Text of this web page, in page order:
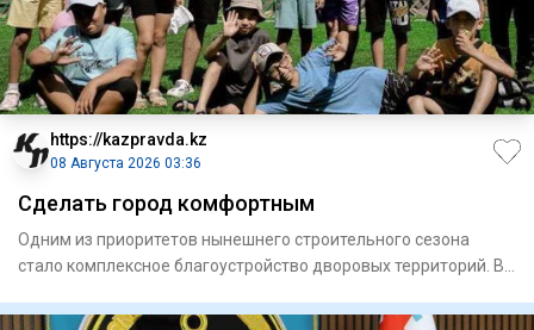
https://kazpravda.kz
08 Августа 2026 03:36
Сделать город комфортным
Одним из приоритетов нынешнего строительного сезона
стало комплексное благоустройство дворовых территорий. В